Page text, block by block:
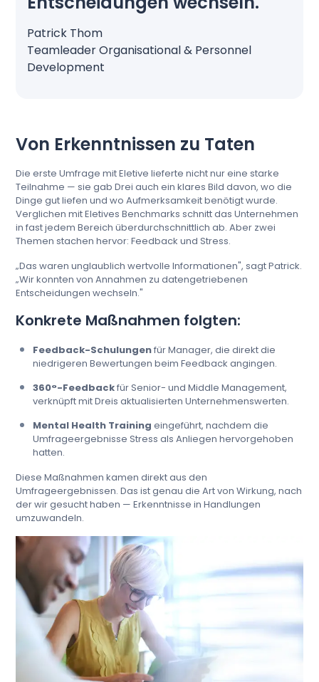
Patrick Thom
Teamleader Organisational & Personnel
Development
Von Erkenntnissen zu Taten
Die erste Umfrage mit Eletive lieferte nicht nur eine starke
Teilnahme — sie gab Drei auch ein klares Bild davon, wo die
Dinge gut liefen und wo Aufmerksamkeit benötigt wurde.
Verglichen mit Eletives Benchmarks schnitt das Unternehmen
in fast jedem Bereich überdurchschnittlich ab. Aber zwei
Themen stachen hervor: Feedback und Stress.
„Das waren unglaublich wertvolle Informationen", sagt Patrick.
„Wir konnten von Annahmen zu datengetriebenen
Entscheidungen wechseln."
Konkrete Maßnahmen folgten:
Feedback-Schulungenfür Manager, die direkt die
niedrigeren Bewertungen beim Feedback angingen.
360°-Feedbackfür Senior- und Middle Management,
verknüpft mit Dreis aktualisierten Unternehmenswerten.
Mental Health Training eingeführt, nachdem die
Umfrageergebnisse Stress als Anliegen hervorgehoben
hatten.
Diese Maßnahmen kamen direkt aus den
Umfrageergebnissen. Das ist genau die Art von Wirkung, nach
der wir gesucht haben — Erkenntnisse in Handlungen
umzuwandeln.